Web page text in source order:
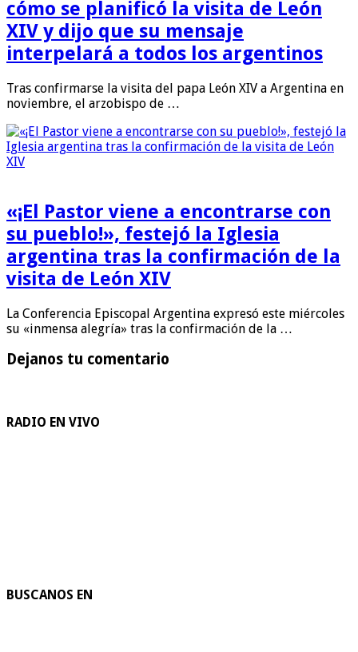
cómo se planificó la visita de León
XIV y dijo que su mensaje
interpelará a todos los argentinos
Tras confirmarse la visita del papa León XIV a Argentina en
noviembre, el arzobispo de …
«¡El Pastor viene a encontrarse con
su pueblo!», festejó la Iglesia
argentina tras la confirmación de la
visita de León XIV
La Conferencia Episcopal Argentina expresó este miércoles
su «inmensa alegría» tras la confirmación de la …
Dejanos tu comentario
RADIO EN VIVO
BUSCANOS EN